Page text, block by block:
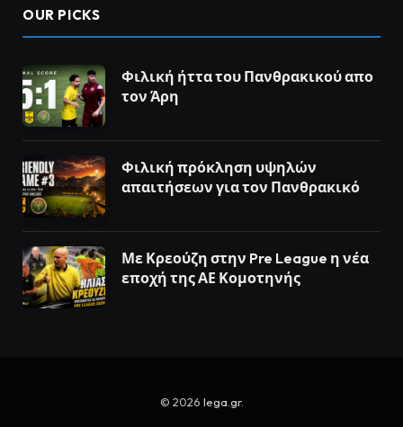
OUR PICKS
Φιλική ήττα του Πανθρακικού απο
τον Άρη
Φιλική πρόκληση υψηλών
απαιτήσεων για τον Πανθρακικό
Με Κρεούζη στην Pre League η νέα
εποχή της ΑΕ Κομοτηνής
© 2026 lega.gr.